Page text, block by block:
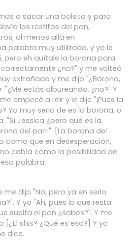
a sacar una bolsita y para
los restitos del pan,
al menos allá en
palabra muy utilizada, y yo le
pero eh quítale la borona para
correctamente ¿no?" y me volteó
extrañado y me dijo "¿Borona,
"¿Me estás albureando, ¿no?" Y
me empecé a reír y le dije "¡Pues la
Yo muy seria de es la borona, o
"Sí Jessica ¿pero qué es la
del pan!". [La borona del
como que en desesperación,
no cabía como la posibilidad de
esa palabra.
me dijo "No, pero ya en serio
Y yo "Ah, pues lo que resta
suelta el pan ¿sabes?". Y me
[¿El shis? ¿Qué es eso?] Y yo
dice.